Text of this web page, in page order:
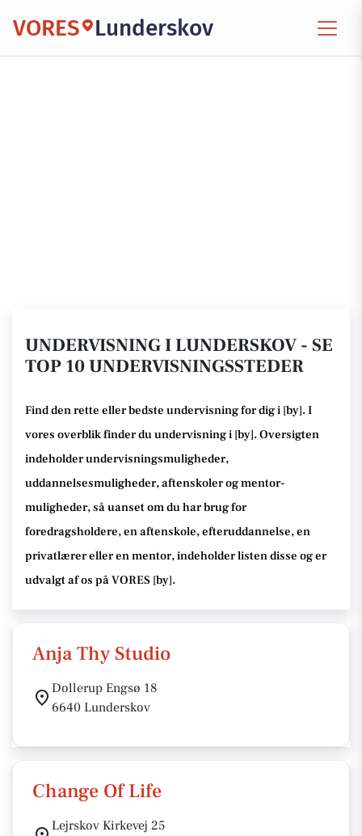
VORES Lunderskov
UNDERVISNING I LUNDERSKOV - SE
TOP 10 UNDERVISNINGSSTEDER
Find den rette eller bedste undervisningfor dig i [by]. I
vores overblik finder du undervisning i [by].Oversigten
indeholder undervisningsmuligheder,
uddannelsesmuligheder, aftenskoler og mentor-
muligheder, så uanset om du har brug for
foredragsholdere, en aftenskole, efteruddannelse, en
privatlærer eller en mentor, indeholder listen disse og er
udvalgt af os på VORES [by].
Anja Thy Studio
Dollerup Engsø 18
6640 Lunderskov
Change Of Life
Lejrskov Kirkevej 25